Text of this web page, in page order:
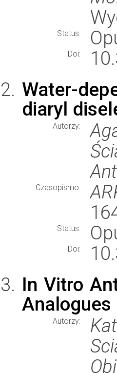
Status:
Doi:
Water-
diaryl
Autorzy:
Czasopismo:
Status:
Doi:
In Vitro
Analogues
Autorzy: